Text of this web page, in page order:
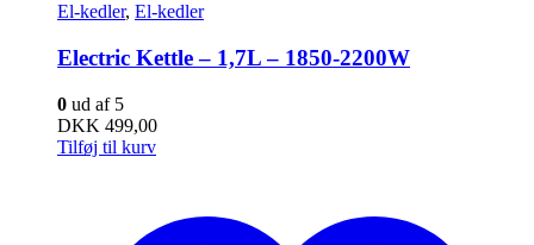
El-kedler, El-kedler
Electric Kettle – 1,7L – 1850-2200W
0 ud af 5
DKK 499,00
Tilføj til kurv